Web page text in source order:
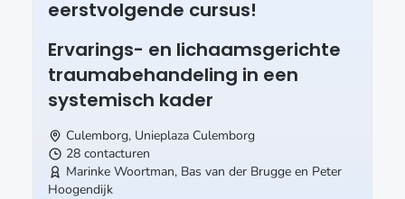
eerstvolgende cursus!
Ervarings- en lichaamsgerichte
traumabehandeling in een
systemisch kader
Culemborg, Unieplaza Culemborg
28 contacturen
Marinke Woortman, Bas van der Brugge en Peter
Hoogendijk